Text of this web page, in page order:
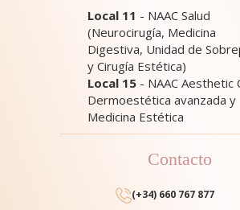
Local 11 - NAAC Salud
(Neurocirugía, Medicina
Digestiva, Unidad de
y Cirugía Estética)
Local 15 - NAAC Aesthetic
Dermoestética avanzada y
Medicina Estética
Contacto
(+34) 660 767 877